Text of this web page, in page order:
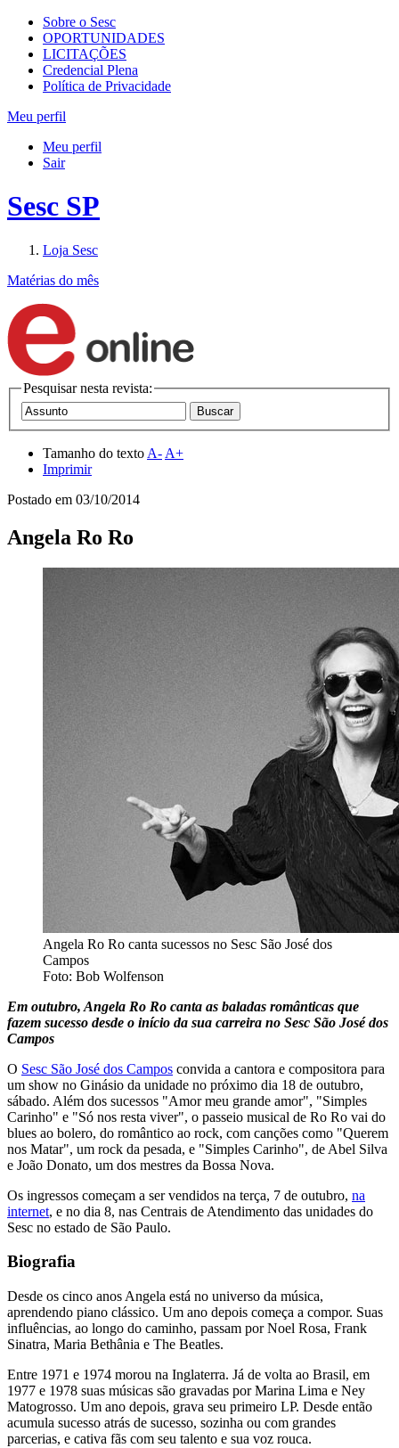
Sobre o Sesc
OPORTUNIDADES
LICITAÇÕES
Credencial Plena
Política de Privacidade
Meu perfil
Meu perfil
Sair
Sesc SP
Loja Sesc
Matérias do mês
Pesquisar nesta revista:
Tamanho do texto A- A+
Imprimir
Postado em 03/10/2014
Angela Ro Ro
Angela Ro Ro canta sucessos no Sesc São José dos
Campos
Foto: Bob Wolfenson
Em outubro, Angela Ro Ro canta as baladas românticas que
fazem sucesso desde o início da sua carreira no Sesc São José dos
Campos
O Sesc São José dos Campos convida a cantora e compositora para
um show no Ginásio da unidade no próximo dia 18 de outubro,
sábado. Além dos sucessos "Amor meu grande amor", "Simples
Carinho" e "Só nos resta viver", o passeio musical de Ro Ro vai do
blues ao bolero, do romântico ao rock, com canções como "Querem
nos Matar", um rock da pesada, e "Simples Carinho", de Abel Silva
e João Donato, um dos mestres da Bossa Nova.
Os ingressos começam a ser vendidos na terça, 7 de outubro, na
internet, e no dia 8, nas Centrais de Atendimento das unidades do
Sesc no estado de São Paulo.
Biografia
Desde os cinco anos Angela está no universo da música,
aprendendo piano clássico. Um ano depois começa a compor. Suas
influências, ao longo do caminho, passam por Noel Rosa, Frank
Sinatra, Maria Bethânia e The Beatles.
Entre 1971 e 1974 morou na Inglaterra. Já de volta ao Brasil, em
1977 e 1978 suas músicas são gravadas por Marina Lima e Ney
Matogrosso. Um ano depois, grava seu primeiro LP. Desde então
acumula sucesso atrás de sucesso, sozinha ou com grandes
parcerias, e cativa fãs com seu talento e sua voz rouca.